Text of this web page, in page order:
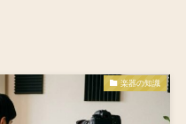
楽器の知識